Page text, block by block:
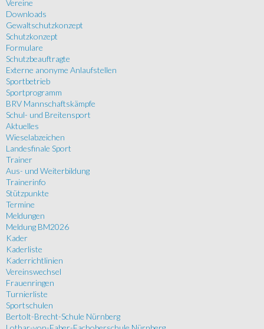
Vereine
Downloads
Gewaltschutzkonzept
Schutzkonzept
Formulare
Schutzbeauftragte
Externe anonyme Anlaufstellen
Sportbetrieb
Sportprogramm
BRV Mannschaftskämpfe
Schul- und Breitensport
Aktuelles
Wieselabzeichen
Landesfinale Sport
Trainer
Aus- und Weiterbildung
Trainerinfo
Stützpunkte
Termine
Meldungen
Meldung BM2026
Kader
Kaderliste
Kaderrichtlinien
Vereinswechsel
Frauenringen
Turnierliste
Sportschulen
Bertolt-Brecht-Schule Nürnberg